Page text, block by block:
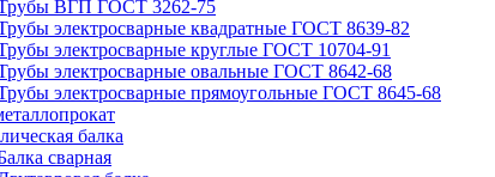
ВГП ГОСТ 3262-75
электросварные квадратные ГОСТ 8639-82
электросварные круглые ГОСТ 10704-91
электросварные овальные ГОСТ 8642-68
электросварные прямоугольные ГОСТ 8645-68
балка
сварная